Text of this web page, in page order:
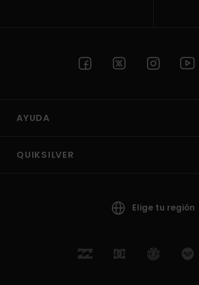
AYUDA
QUIKSILVER
Elige tu región